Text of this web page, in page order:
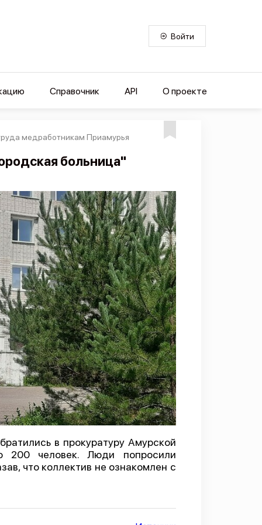
Войти
Справочник API О проекте
медработникам Приамурья
больница"
в прокуратуру Амурской
200 человек. Люди попросили
что коллектив не ознакомлен с